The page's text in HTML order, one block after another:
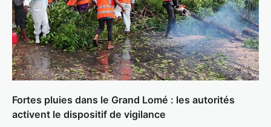
Fortes pluies dans le Grand Lomé : les autorités
activent le dispositif de vigilance